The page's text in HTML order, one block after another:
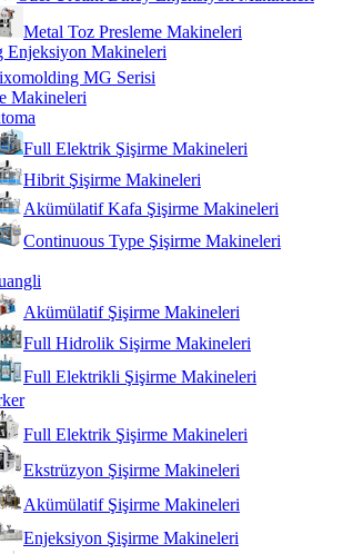
Metal Toz Presleme Makineleri
Enjeksiyon Makineleri
MG Serisi
Makineleri
Full Elektrik Şişirme Makineleri
Hibrit Şişirme Makineleri
Akümülatif Kafa Şişirme Makineleri
Continuous Type Şişirme Makineleri
Akümülatif Şişirme Makineleri
Full Hidrolik Sişirme Makineleri
Full Elektrikli Şişirme Makineleri
Full Elektrik Şişirme Makineleri
Ekstrüzyon Şişirme Makineleri
Akümülatif Şişirme Makineleri
Enjeksiyon Şişirme Makineleri